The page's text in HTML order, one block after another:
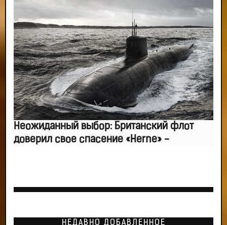
Неожиданный выбор: Британский флот
доверил свое спасение «Herne» -
НЕДАВНО ДОБАВЛЕННОЕ